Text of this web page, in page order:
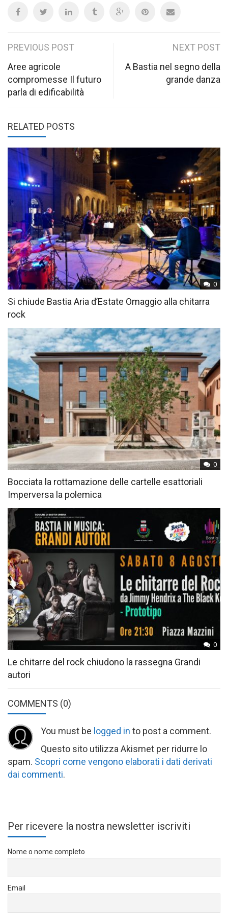
Post
navigation
PREVIOUS POST
Aree agricole
compromesse Il futuro
parla di edificabilità
NEXT POST
A Bastia nel segno della
grande danza
RELATED POSTS
0
Si chiude Bastia Aria d’Estate Omaggio alla chitarra
rock
0
Bocciata la rottamazione delle cartelle esattoriali
Imperversa la polemica
0
Le chitarre del rock chiudono la rassegna Grandi
autori
COMMENTS (0)
You must be logged in to post a comment.
Questo sito utilizza Akismet per ridurre lo
spam. Scopri come vengono elaborati i dati derivati
dai commenti.
Per ricevere la nostra newsletter iscriviti
Nome o nome completo
Email